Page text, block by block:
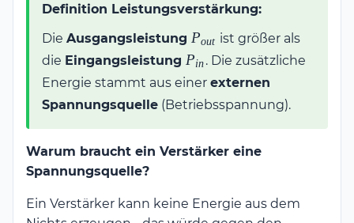
Definition Leistungsverstärkung:
Die Ausgangsleistung P_{out}
Pout ist größer als
die Eingangsleistung P_{in}
Pin . Die zusätzliche
Energie stammt aus einer externen
Spannungsquelle (Betriebsspannung).
Warum braucht ein Verstärker eine
Spannungsquelle?
Ein Verstärker kann keine Energie aus dem